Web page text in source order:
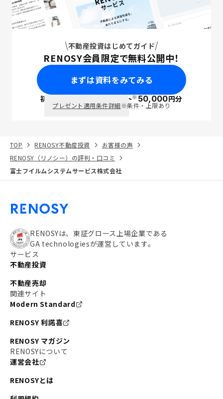
不動産投資はじめてガイド
RENOSY会員限定で無料公開中！
まずは資料をみてみる
初回面談で ポイント※50,000円分
プレゼント適用条件詳細※条件・上限あり
TOP RENOSY不動産投資
お客様の声
RENOSY（リノシー）の評判・口コミ
富士フイルムシステムサービス株式会社
RENOSYは、東証グロース上場企業である
GA technologiesが運営しています。
サービス
不動産投資
不動産売却
関連サイト
Modern Standard
RENOSY 利諾喜
RENOSY マガジン
RENOSYについて
運営会社
RENOSYとは